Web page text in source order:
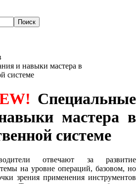
Поиск
и навыки мастера в
системе
Специальные
мастера в
системе
отвечают за развитие
на уровне операций, базовом, но
зрения применения инструментов